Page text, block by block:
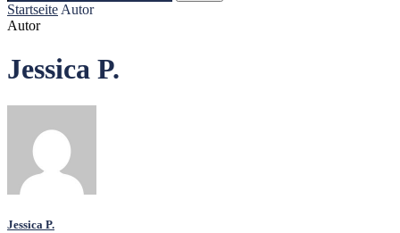
Startseite Autor
Autor
Jessica P.
Jessica P.